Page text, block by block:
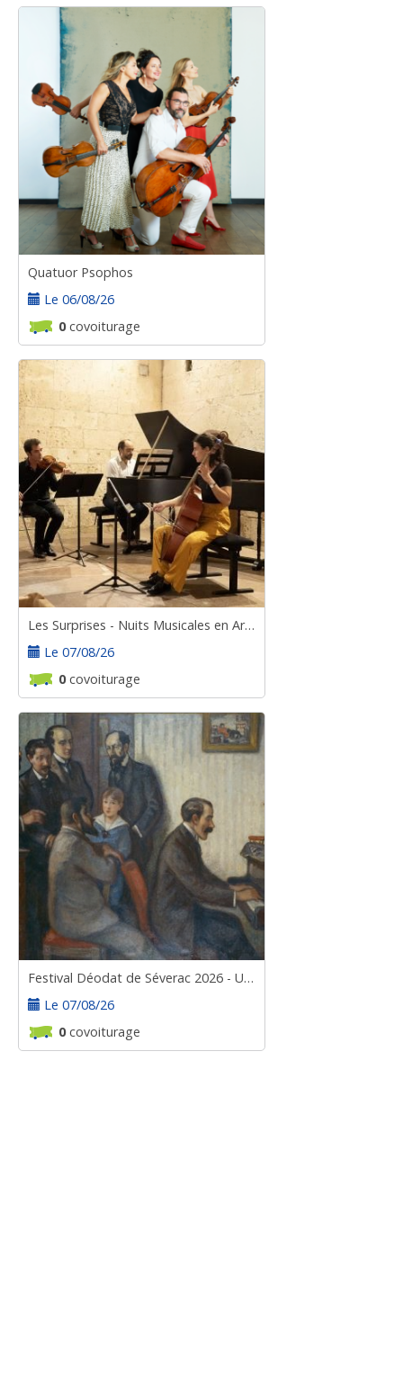
Quatuor Psophos
Le 06/08/26
0covoiturage
Les Surprises - Nuits Musicales en Armagnac
Le 07/08/26
0covoiturage
Festival Déodat de Séverac 2026 - UNE SOIRÉE CHEZ LES GODEBSKI
Le 07/08/26
0covoiturage